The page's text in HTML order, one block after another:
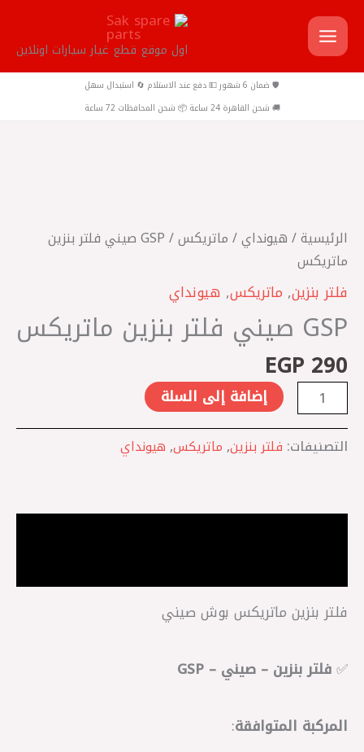
تخطي
إلى
المحتوى
اول موقع قطع غيار سيارات اونلاين
🛡️ ضمان 6 شهور 💵 دفع عند الاستلام 🔄 استبدال سهل
🚚 شحن القاهرة 24 ساعة 📦 شحن المحافظات 72 ساعة
الرئيسية/ هيونداي/ ماتريكس
/ GSP صيني فلتر بنزين
ماتريكس
فلتر بنزين, ماتريكس, هيونداي
GSP صيني فلتر بنزين ماتريكس
EGP 290
صيني
فلتر
ماتريكس
إضافة إلى السلة
التصنيفات: فلتر بنزين, ماتريكس, هيونداي
فلتر بنزين ماتريكس بوش صيني
✅فلتر بنزين – صيني – GSP
المركبة المتوافقة: